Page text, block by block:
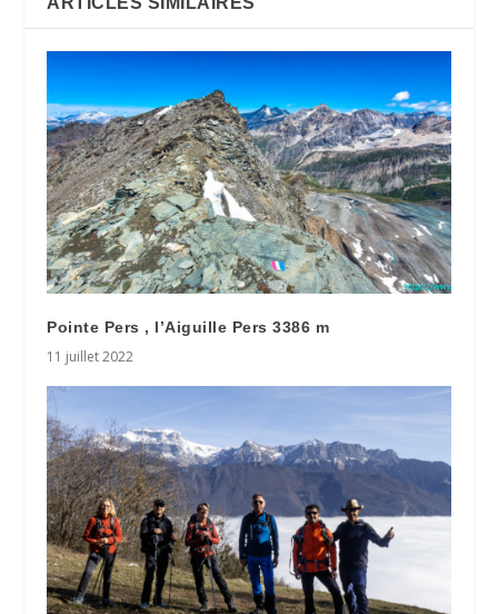
Pointe Pers , l’Aiguille Pers 3386 m
11 juillet 2022